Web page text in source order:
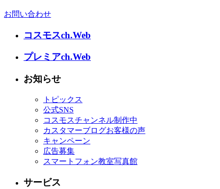
お問い合わせ
コスモスch.Web
プレミアch.Web
お知らせ
トピックス
公式SNS
コスモスチャンネル制作中
カスタマーブログお客様の声
キャンペーン
広告募集
スマートフォン教室写真館
サービス